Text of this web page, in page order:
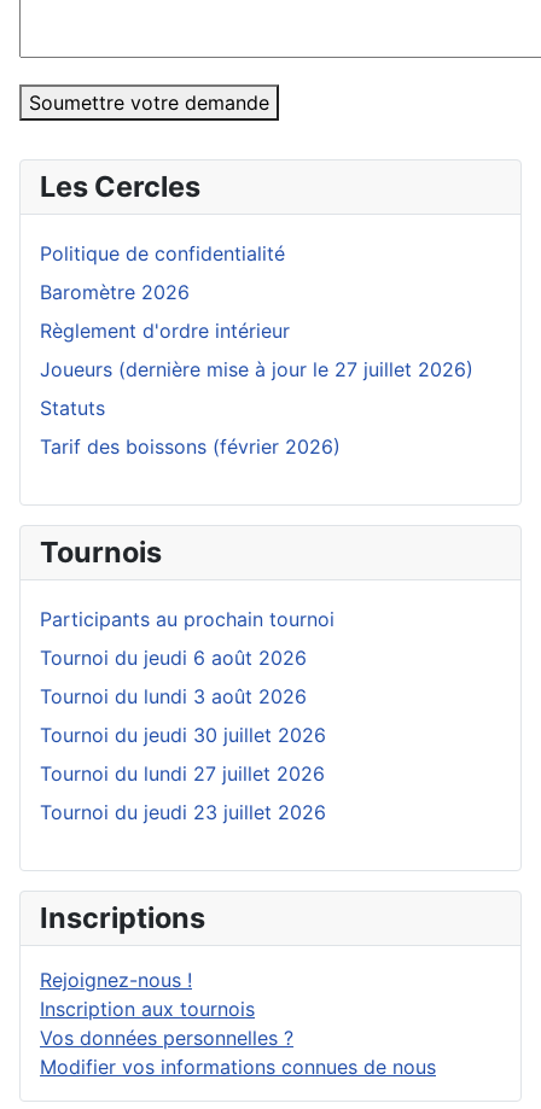
Soumettre votre demande
Les Cercles
Politique de confidentialité
Baromètre 2026
Règlement d'ordre intérieur
Joueurs (dernière mise à jour le 27 juillet 2026)
Statuts
Tarif des boissons (février 2026)
Tournois
Participants au prochain tournoi
Tournoi du jeudi 6 août 2026
Tournoi du lundi 3 août 2026
Tournoi du jeudi 30 juillet 2026
Tournoi du lundi 27 juillet 2026
Tournoi du jeudi 23 juillet 2026
Inscriptions
Rejoignez-nous !
Inscription aux tournois
Vos données personnelles ?
Modifier vos informations connues de nous